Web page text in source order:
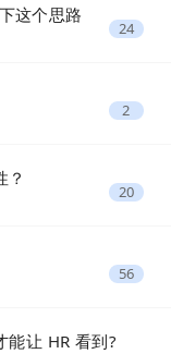
这个思路
24
2
？
20
56
能让 HR 看到?